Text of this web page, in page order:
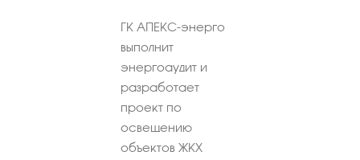
ГК АПЕКС-энерго
выполнит
энергоаудит и
разработает
проект по
освещению
объектов ЖКХ